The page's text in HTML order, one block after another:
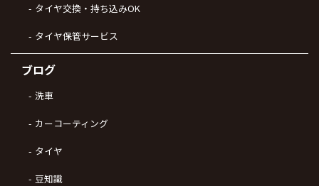
タイヤ交換・持ち込みOK
タイヤ保管サービス
ブログ
洗車
カーコーティング
タイヤ
豆知識